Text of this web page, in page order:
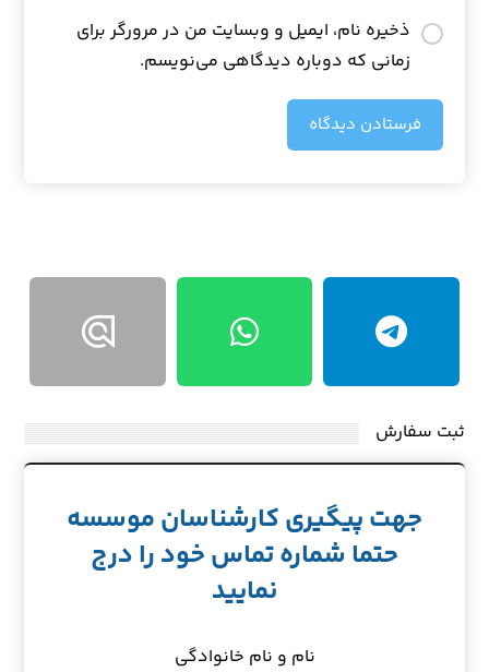
ذخیره نام، ایمیل و وبسایت من در مرورگر برای
زمانی که دوباره دیدگاهی می‌نویسم.
فرستادن دیدگاه
ثبت سفارش
جهت پیگیری کارشناسان موسسه
حتما شماره تماس خود را درج
نمایید
نام و نام خانوادگی